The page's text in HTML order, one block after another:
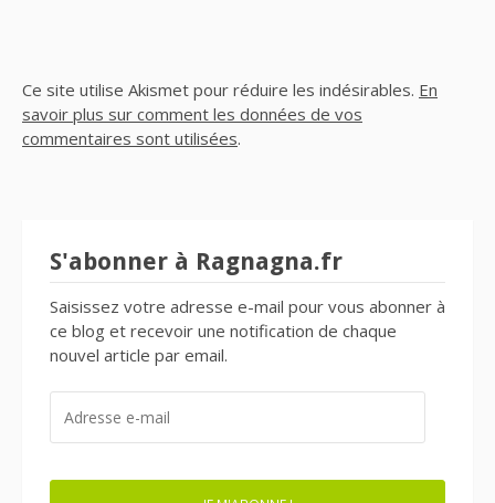
Ce site utilise Akismet pour réduire les indésirables. En
savoir plus sur comment les données de vos
commentaires sont utilisées.
S'abonner à Ragnagna.fr
Saisissez votre adresse e-mail pour vous abonner à
ce blog et recevoir une notification de chaque
nouvel article par email.
MAIL